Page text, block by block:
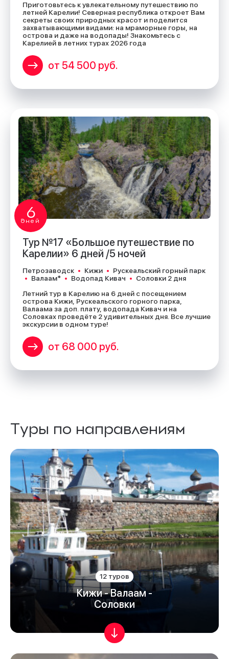
Приготовьтесь к увлекательному путешествию по
летней Карелии! Северная республика откроет Вам
секреты своих природных красот и поделится
захватывающими видами: на мраморные горы, на
острова и даже на водопады! Знакомьтесь с
Карелией в летних турах 2026 года
от 54 500 руб.
6
дней
Тур №17 «Большое путешествие по
Карелии» 6 дней /5 ночей
Петрозаводск Кижи
Рускеальский горный парк
Валаам*
Водопад Кивач
Соловки 2 дня
Летний тур в Карелию на 6 дней с посещением
острова Кижи, Рускеальского горного парка,
Валаама за доп. плату, водопада Кивач и на
Соловках проведёте 2 удивительных дня. Все лучшие
экскурсии в одном туре!
от 68 000 руб.
Туры по направлениям
12 туров
Кижи - Валаам -
Соловки